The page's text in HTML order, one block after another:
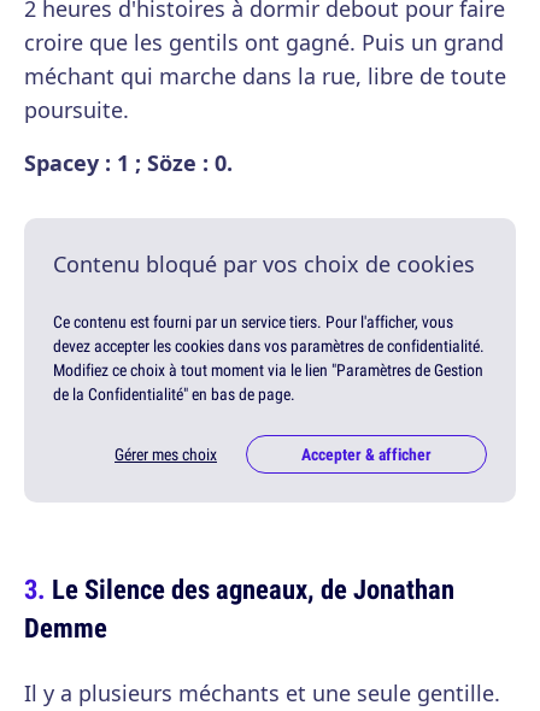
2 heures d'histoires à dormir debout pour faire
croire que les gentils ont gagné. Puis un grand
méchant qui marche dans la rue, libre de toute
poursuite.
Spacey : 1 ; Söze : 0.
Contenu bloqué par vos choix de cookies
Ce contenu est fourni par un service tiers. Pour l'afficher, vous
devez accepter les cookies dans vos paramètres de confidentialité.
Modifiez ce choix à tout moment via le lien "Paramètres de Gestion
de la Confidentialité" en bas de page.
Gérer mes choix Accepter & afficher
Le Silence des agneaux, de Jonathan
Demme
Il y a plusieurs méchants et une seule gentille.